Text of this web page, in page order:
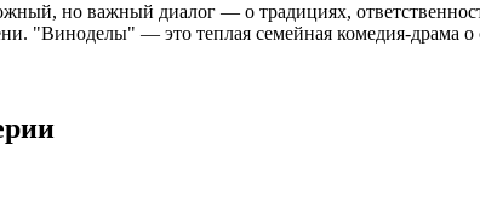
но важный диалог — о традициях,
"Виноделы" — это теплая семейная комедия-драма